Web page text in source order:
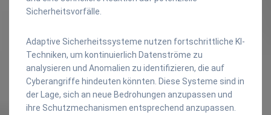
Sicherheitsvorfälle.
Adaptive Sicherheitssysteme nutzen fortschrittliche KI-
Techniken, um kontinuierlich Datenströme zu
analysieren und Anomalien zu identifizieren, die auf
Cyberangriffe hindeuten könnten. Diese Systeme sind in
der Lage, sich an neue Bedrohungen anzupassen und
ihre Schutzmechanismen entsprechend anzupassen.